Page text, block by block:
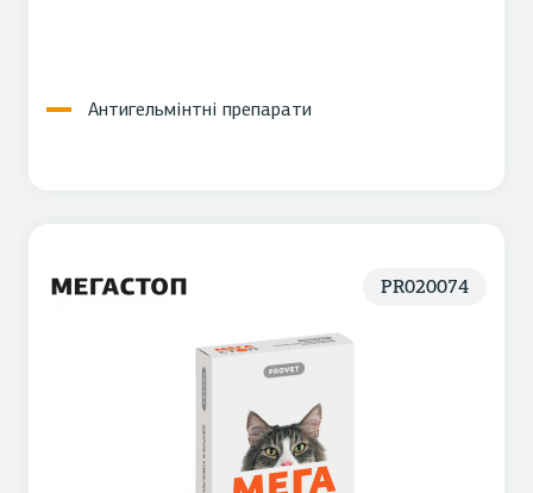
Антигельмінтні препарати
PR020074